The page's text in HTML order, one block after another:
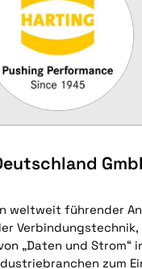
weltweit führender
Verbindungstechnik,
„Daten und Strom“
zum